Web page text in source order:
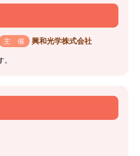
主 催 興和光学株式会社